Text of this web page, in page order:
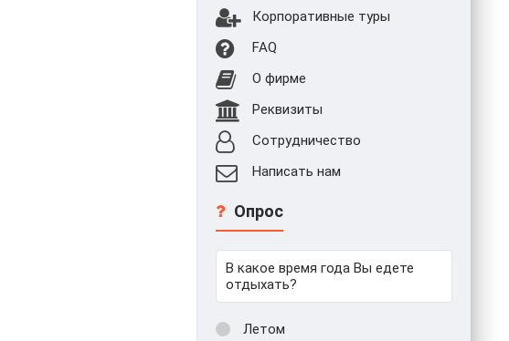
Корпоративные туры
FAQ
О фирме
Реквизиты
Сотрудничество
Написать нам
Опрос
В какое время года Вы едете
отдыхать?
Летом